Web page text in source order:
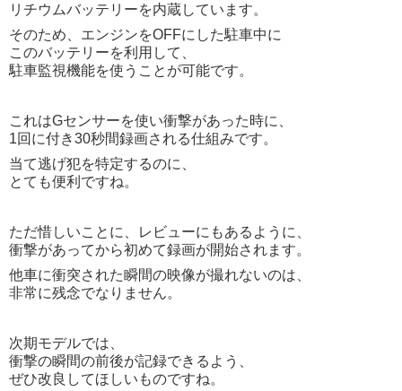
リチウムバッテリーを内蔵しています。
そのため、エンジンをOFFにした駐車中に
このバッテリーを利用して、
駐車監視機能を使うことが可能です。
これはGセンサーを使い衝撃があった時に、
1回に付き30秒間録画される仕組みです。
当て逃げ犯を特定するのに、
とても便利ですね。
ただ惜しいことに、レビューにもあるように、
衝撃があってから初めて録画が開始されます。
他車に衝突された瞬間の映像が撮れないのは、
非常に残念でなりません。
次期モデルでは、
衝撃の瞬間の前後が記録できるよう、
ぜひ改良してほしいものですね。